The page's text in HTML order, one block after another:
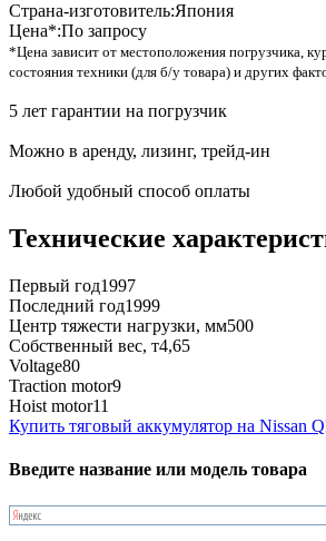
Страна-изготовитель:Япония
Цена*:По запросу
*Цена зависит от местоположения погрузчика,
состояния техники (для б/у товара) и других
5 лет гарантии на погрузчик
Можно в аренду, лизинг, трейд-ин
Любой удобный способ оплаты
Технические
Первый год1997
Последний год1999
Центр тяжести нагрузки, мм500
Собственный вес, т4,65
Voltage80
Traction motor9
Hoist motor11
Купить тяговый аккумулятор на Nissan
Введите название или модель товара